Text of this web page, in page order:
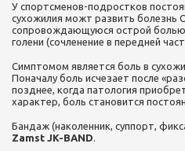
У спортсменов-подростков
сухожилия можт развить болезнь
сопровождающуюся острой болью
голени (сочленение в передней
Симптомом является боль в
Поначалу боль исчезает после
позднее, когда патология
характер, боль становится
Бандаж (наколенник, суппорт,
Zamst JK-BAND.